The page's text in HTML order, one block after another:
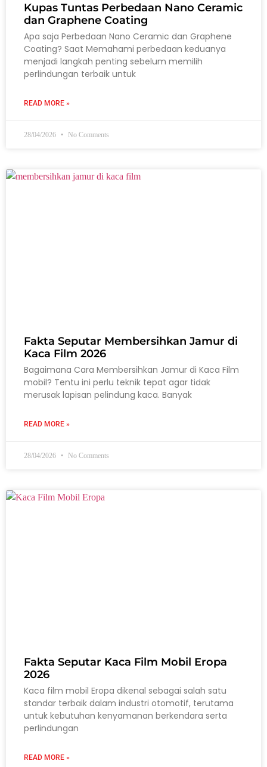
Kupas Tuntas Perbedaan Nano Ceramic
dan Graphene Coating
Apa saja Perbedaan Nano Ceramic dan Graphene
Coating? Saat Memahami perbedaan keduanya
menjadi langkah penting sebelum memilih
perlindungan terbaik untuk
READ MORE »
28/04/2026 No Comments
Fakta Seputar Membersihkan Jamur di
Kaca Film 2026
Bagaimana Cara Membersihkan Jamur di Kaca Film
mobil? Tentu ini perlu teknik tepat agar tidak
merusak lapisan pelindung kaca. Banyak
READ MORE »
28/04/2026 No Comments
Fakta Seputar Kaca Film Mobil Eropa
2026
Kaca film mobil Eropa dikenal sebagai salah satu
standar terbaik dalam industri otomotif, terutama
untuk kebutuhan kenyamanan berkendara serta
perlindungan
READ MORE »